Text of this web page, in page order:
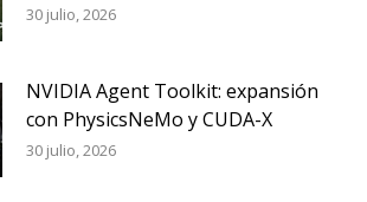
30 julio, 2026
NVIDIA Agent Toolkit: expansión
con PhysicsNeMo y CUDA-X
30 julio, 2026